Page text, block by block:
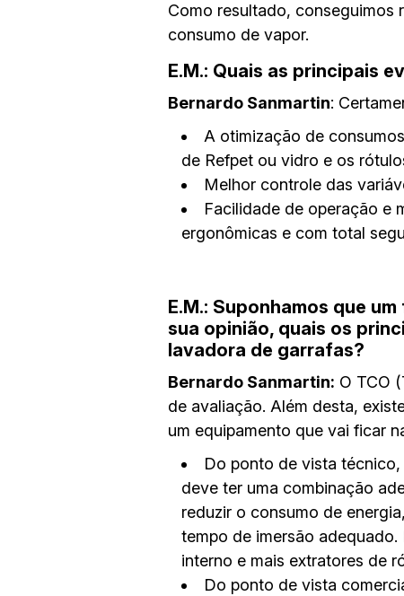
Como resultado, conseguimos
consumo de vapor.
E.M.: Quais as principais
Bernardo Sanmartin:
A otimização de
de Refpet ou vidro e os
Melhor controle das
Facilidade de operação e
ergonômicas e com total
E.M.: Suponhamos que
sua opinião, quais os
lavadora de garrafas?
Bernardo Sanmartin: O TCO
de avaliação. Além desta,
um equipamento que vai ficar
Do ponto de vista
deve ter uma combinação
reduzir o consumo de
tempo de imersão
interno e mais extratores de
Do ponto de vista